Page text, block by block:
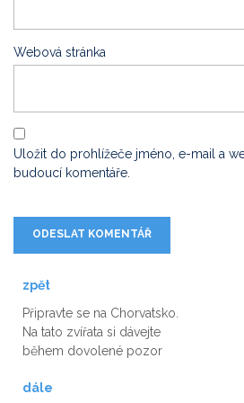
Webová stránka
Uložit do prohlížeče jméno, e-mail a
budoucí komentáře.
zpět
Připravte se na Chorvatsko.
Na tato zvířata si dávejte
během dovolené pozor
dále